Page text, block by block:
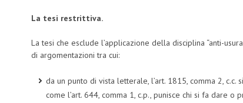
La tesi restrittiva.
La tesi che esclude l’applicazione della disciplina “anti-
di argomentazioni tra cui:
da un punto di vista letterale, l’art. 1815, comma 2,
come l’art. 644, comma 1, c.p., punisce chi si fa dare